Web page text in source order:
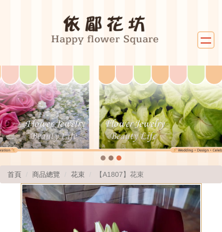
首頁 商品總覽 花束 【A1807】花束